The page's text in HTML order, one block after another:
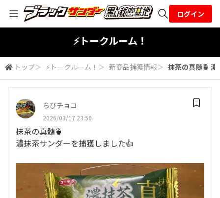
検索
ログイン
⚡トークルーム！
トップ＞ ⚡トークルーム！ ＞ 新商品捕獲情報＞ 抹茶の真髄🍵
ちびチョコ
2026/03/17 23:50
抹茶の真髄🍵
濃抹茶サンダーを捕獲しました👍